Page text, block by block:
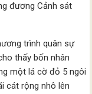
đương Cảnh sát
trình quân sự
thấy bốn nhân
một lá cờ đỏ 5 ngôi
cát rộng nhô lên